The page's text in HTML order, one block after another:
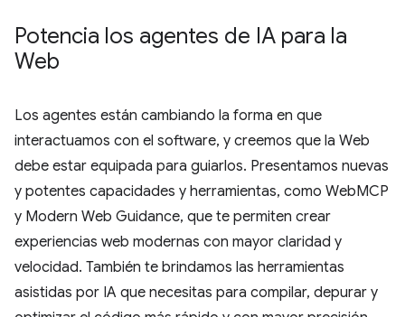
Potencia los agentes de IA para la
Web
Los agentes están cambiando la forma en que
interactuamos con el software, y creemos que la Web
debe estar equipada para guiarlos. Presentamos nuevas
y potentes capacidades y herramientas, como WebMCP
y Modern Web Guidance, que te permiten crear
experiencias web modernas con mayor claridad y
velocidad. También te brindamos las herramientas
asistidas por IA que necesitas para compilar, depurar y